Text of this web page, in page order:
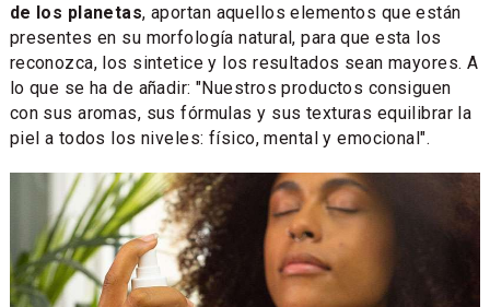
de los planetas, aportan aquellos elementos que están
presentes en su morfología natural, para que esta los
reconozca, los sintetice y los resultados sean mayores. A
lo que se ha de añadir: "Nuestros productos consiguen
con sus aromas, sus fórmulas y sus texturas equilibrar la
piel a todos los niveles: físico, mental y emocional".